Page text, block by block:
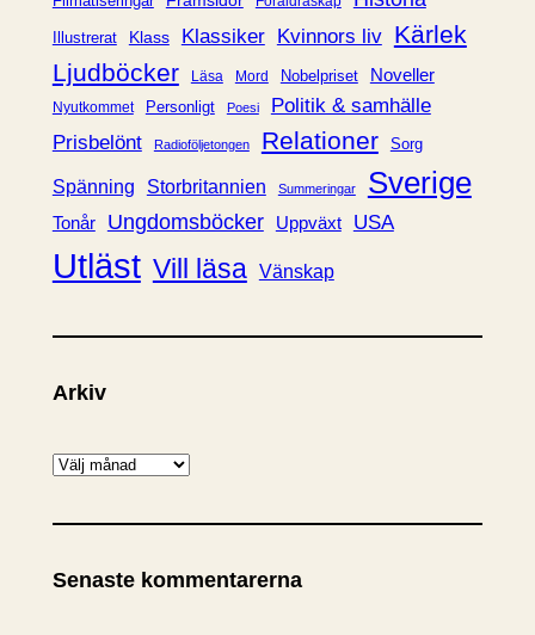
Illustrerat Klass Klassiker Kvinnors liv Kärlek
Ljudböcker
Läsa Mord Nobelpriset Noveller
Nyutkommet Personligt Poesi
Politik & samhälle
Prisbelönt
Radioföljetongen Relationer Sorg
Spänning Storbritannien Summeringar Sverige
Tonår Ungdomsböcker Uppväxt USA
Utläst Vill läsa Vänskap
Arkiv
A
k
v
Senaste kommentarerna